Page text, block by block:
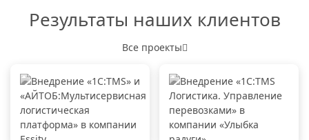
Результаты наших клиентов
Все проекты